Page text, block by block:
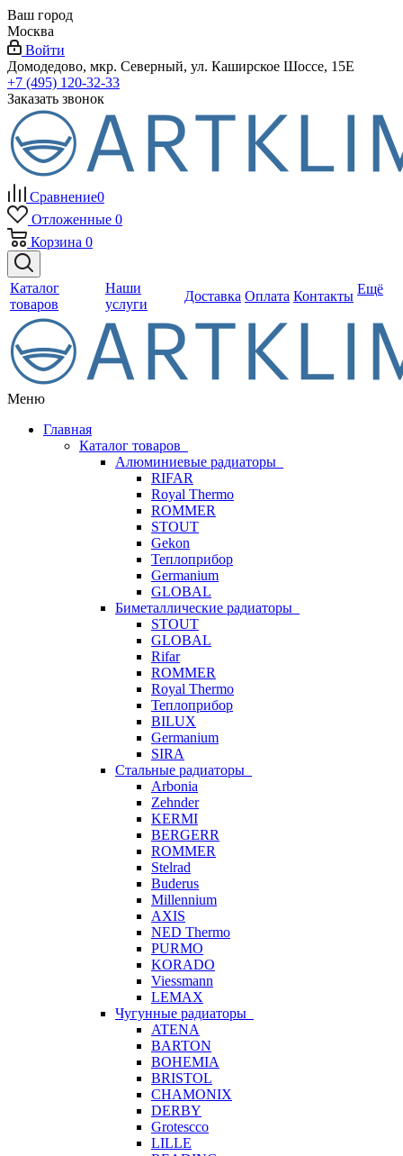
Ваш город
Москва
Войти
Домодедово, мкр. Северный, ул. Каширское Шоссе, 15Е
+7 (495) 120-32-33
Заказать звонок
Сравнение0
Отложенные 0
Корзина 0
Каталог
товаров
Наши
услуги
Доставка Оплата Контакты Ещё
Меню
Главная
Каталог товаров
Алюминиевые радиаторы
RIFAR
Royal Thermo
ROMMER
STOUT
Gekon
Теплоприбор
Germanium
GLOBAL
Биметаллические радиаторы
STOUT
GLOBAL
Rifar
ROMMER
Royal Thermo
Теплоприбор
BILUX
Germanium
SIRA
Стальные радиаторы
Arbonia
Zehnder
KERMI
BERGERR
ROMMER
Stelrad
Buderus
Millennium
AXIS
NED Thermo
PURMO
KORADO
Viessmann
LEMAX
Чугунные радиаторы
ATENA
BARTON
BOHEMIA
BRISTOL
CHAMONIX
DERBY
Grotescco
LILLE